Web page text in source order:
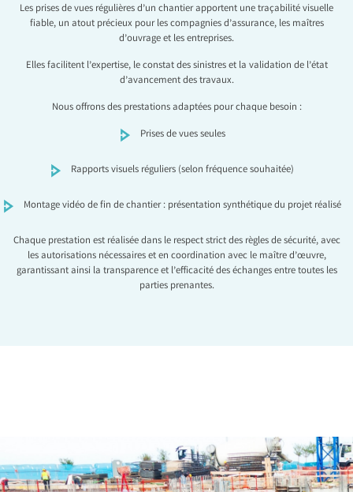
Les prises de vues régulières d’un chantier apportent une traçabilité visuelle
fiable, un atout précieux pour les compagnies d’assurance, les maîtres
d’ouvrage et les entreprises.
Elles facilitent l’expertise, le constat des sinistres et la validation de l’état
d’avancement des travaux.
Nous offrons des prestations adaptées pour chaque besoin :
Prises de vues seules
Rapports visuels réguliers (selon fréquence souhaitée)
Montage vidéo de fin de chantier : présentation synthétique du projet réalisé
Chaque prestation est réalisée dans le respect strict des règles de sécurité, avec
les autorisations nécessaires et en coordination avec le maître d’œuvre,
garantissant ainsi la transparence et l’efficacité des échanges entre toutes les
parties prenantes.